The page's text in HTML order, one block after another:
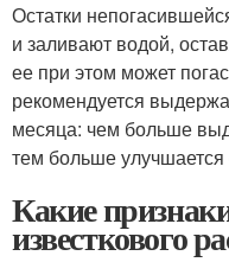
Остатки
и заливают водой,
ее при этом может
рекомендуется
месяца: чем больше
тем больше улучшается
Какие
известкового